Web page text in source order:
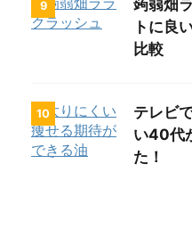
9
蒟蒻畑
トに良
比較
10
テレビ
い40代
た！